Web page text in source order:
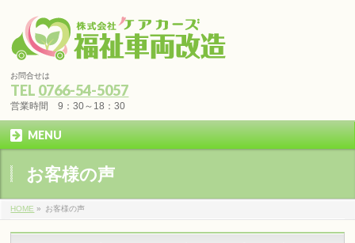
お問合せは
TEL 0766-54-5057
営業時間 9：30～18：30
MENU
お客様の声
HOME » お客様の声